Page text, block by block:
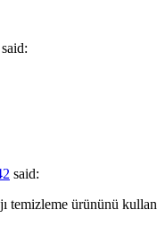
said:
said:
ürününü